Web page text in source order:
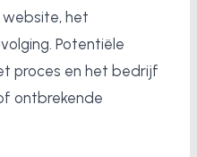
website, het
Potentiële
proces en het bedrijf
ontbrekende